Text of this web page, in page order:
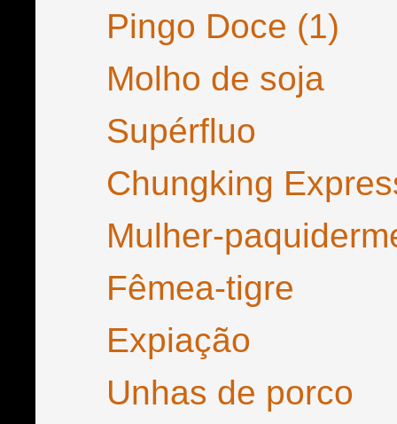
Pingo Doce (1)
Molho de soja
Supérfluo
Chungking
Mulher-
Fêmea-tigre
Expiação
Unhas de porco